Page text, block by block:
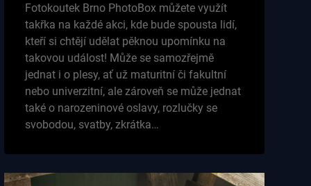
Fotokoutek Brno PhotoBox můžete využít
takřka na každé akci, kde bude spousta lidí,
kteří si chtějí udělat pěknou upomínku na
takovou událost! Může se samozřejmě
jednat i o plesy, ať už maturitní či fakultní
nebo univerzitní, ale zároveň se může jednat
také o narozeninové oslavy, rozlučky se
svobodou, svatby, zkrátka…